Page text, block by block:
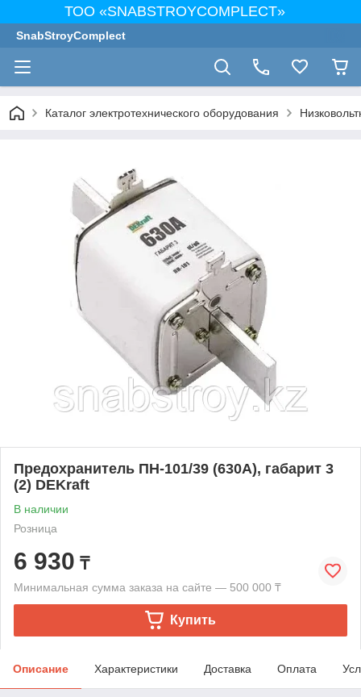
ТОО «SNABSTROYCOMPLECT»
SnabStroyComplect
Каталог электротехнического оборудования
Предохранитель ПН-101/39 (630А), габарит 3
(2) DEKraft
В наличии
Розница
6 930 ₸
Минимальная сумма заказа на сайте — 500 000 ₸
Купить
Описание Характеристики Доставка Оплата